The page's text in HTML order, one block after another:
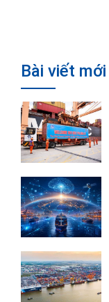
Bài viết mới